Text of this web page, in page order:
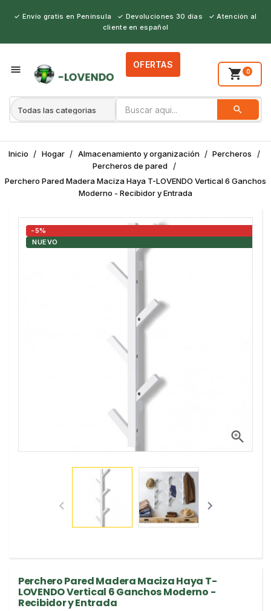
✓ Envío gratis en Península ✓ Devoluciones 30 días ✓ Atención al
cliente en español
 shopping_cart 0
OFERTAS
search
Inicio Hogar Almacenamiento y organización
Percheros
Percheros de pared
Perchero Pared Madera Maciza Haya T-LOVENDO Vertical 6 Ganchos
Moderno - Recibidor y Entrada

-5%
NUEVO
 
Perchero Pared Madera Maciza Haya T-
LOVENDO Vertical 6 Ganchos Moderno -
Recibidor y Entrada